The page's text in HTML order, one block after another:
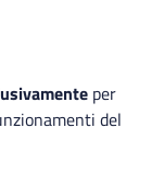
per
del